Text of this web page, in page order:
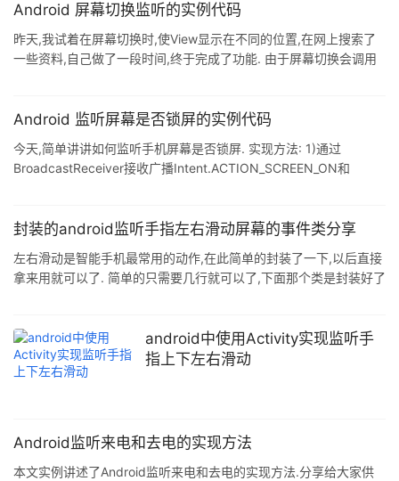
Android 屏幕切换监听的实例代码
昨天,我试着在屏幕切换时,使View显示在不同的位置,在网上搜索了
一些资料,自己做了一段时间,终于完成了功能. 由于屏幕切换会调用
android:configChanges="keyboardHidden|orientation|screenSi
加上自己的处理代码 @Override p
Android 监听屏幕是否锁屏的实例代码
今天,简单讲讲如何监听手机屏幕是否锁屏. 实现方法: 1)通过
BroadcastReceiver接收广播Intent.ACTION_SCREEN_ON和
前就想获取屏幕状态,可以通过反射机制调用PowerManager的
播的类 package com.app.lib; im
封装的android监听手指左右滑动屏幕的事件类分享
左右滑动是智能手机最常用的动作,在此简单的封装了一下,以后直接
拿来用就可以了. 简单的只需要几行就可以了,下面那个类是封装好了
import android.util.Log; import android.widget.RelativeLayout;
public c
android中使用Activity实现监听手
指上下左右滑动
Android监听来电和去电的实现方法
本文实例讲述了Android监听来电和去电的实现方法.分享给大家供